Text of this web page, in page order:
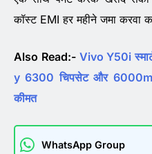
कॉस्ट EMI हर महीने जमा करवा
Also Read:- Vivo Y50i
y 6300 चिपसेट और
कीमत
WhatsApp Group